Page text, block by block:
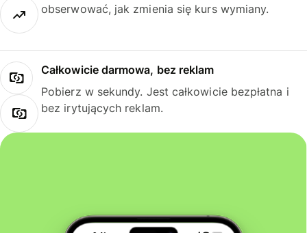
obserwować, jak zmienia się kurs wymiany.
Całkowicie darmowa, bez reklam
Pobierz w sekundy. Jest całkowicie bezpłatna i
bez irytujących reklam.